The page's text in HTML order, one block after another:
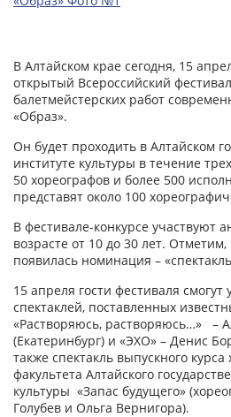
В Алтайском крае сегодня, 15
открытый Всероссийский
балетмейстерских работ
«Образ».
Он будет проходить в Алтайском
институте культуры в течение
50 хореографов и более 500
представят около 100
В фестивале-конкурсе участвуют
возрасте от 10 до 30 лет.
появилась номинация –
15 апреля гости фестиваля
спектаклей, поставленных
«Растворяюсь, растворяюсь…» –
(Екатеринбург) и «ЭХО» – Денис
также спектакль выпускного
факультета Алтайского
культуры «Запас будущего»
Голубев и Ольга Вернигора).